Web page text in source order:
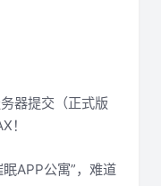
器提交（正式版
！
APP公寓”，难道